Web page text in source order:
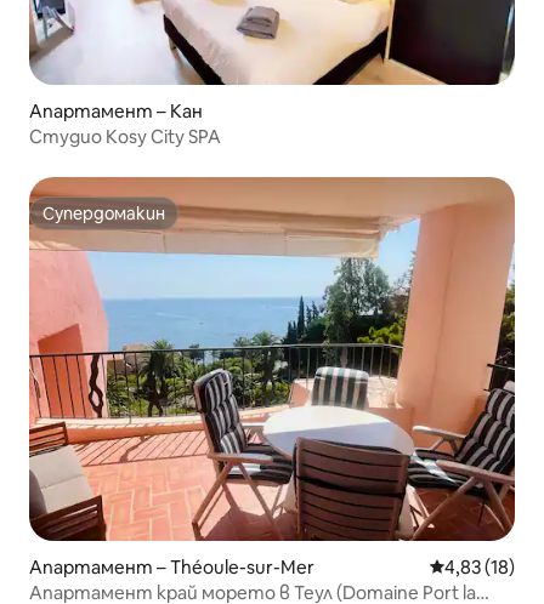
Апартамент – Кан
Студио Kosy City SPA
Супердомакин
Супердомакин
Апартамент – Théoule-sur-Mer Средна
4,83 (18)
Апартамент край морето в Теул (Domaine Port la